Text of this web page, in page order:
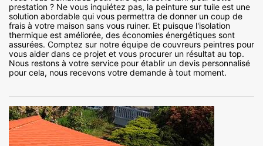
prestation ? Ne vous inquiétez pas, la peinture sur tuile est une
solution abordable qui vous permettra de donner un coup de
frais à votre maison sans vous ruiner. Et puisque l'isolation
thermique est améliorée, des économies énergétiques sont
assurées. Comptez sur notre équipe de couvreurs peintres pour
vous aider dans ce projet et vous procurer un résultat au top.
Nous restons à votre service pour établir un devis personnalisé
pour cela, nous recevons votre demande à tout moment.